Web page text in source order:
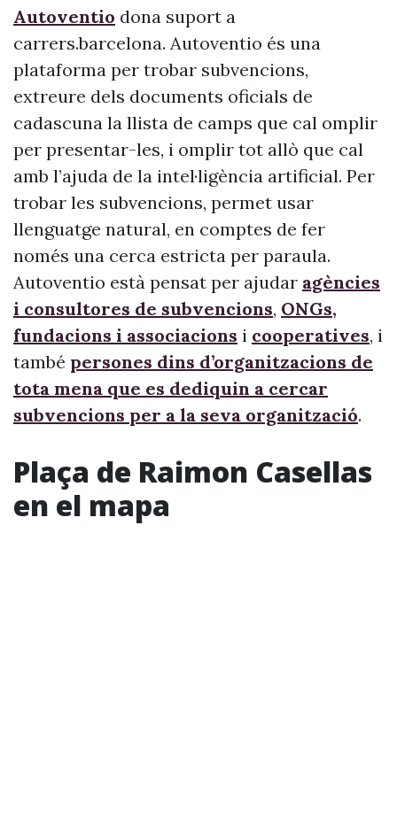
Autoventio dona suport a
carrers.barcelona. Autoventio és una
plataforma per trobar subvencions,
extreure dels documents oficials de
cadascuna la llista de camps que cal omplir
per presentar-les, i omplir tot allò que cal
amb l’ajuda de la intel·ligència artificial. Per
trobar les subvencions, permet usar
llenguatge natural, en comptes de fer
només una cerca estricta per paraula.
Autoventio està pensat per ajudar agències
i consultores de subvencions, ONGs,
fundacions i associacions i cooperatives, i
també persones dins d’organitzacions de
tota mena que es dediquin a cercar
subvencions per a la seva organització.
Plaça de Raimon Casellas
en el mapa